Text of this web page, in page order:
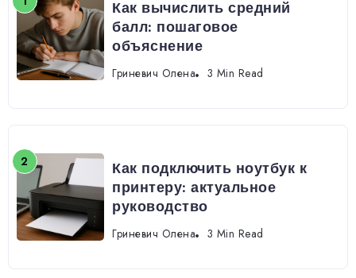
Как вычислить средний
балл: пошаговое
объяснение
Гриневич Олена 3 Min Read
Как подключить ноутбук к
принтеру: актуальное
руководство
Гриневич Олена 3 Min Read